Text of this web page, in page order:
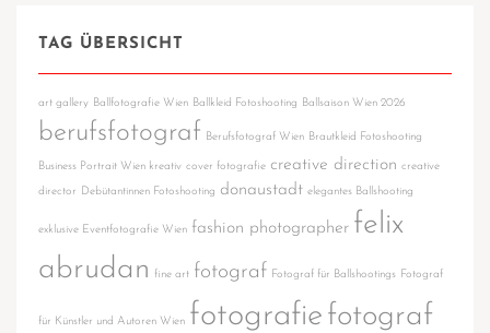
TAG ÜBERSICHT
art gallery Ballfotografie Wien Ballkleid Fotoshooting Ballsaison Wien 2026
berufsfotograf Berufsfotograf Wien Brautkleid Fotoshooting
Business Portrait Wien kreativ cover fotografie creative direction creative
director Debütantinnen Fotoshooting donaustadt elegantes Ballshooting
exklusive Eventfotografie Wien fashion photographer felix
abrudan
fine art fotograf Fotograf für Ballshootings Fotograf
für Künstler und Autoren Wien fotografie fotograf